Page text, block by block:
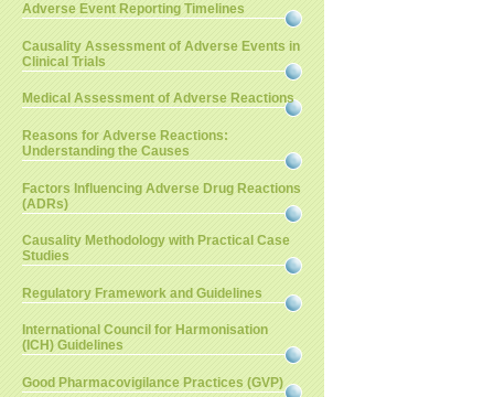
Adverse Event Reporting Timelines
Causality Assessment of Adverse Events in
Clinical Trials
Medical Assessment of Adverse Reactions
Reasons for Adverse Reactions:
Understanding the Causes
Factors Influencing Adverse Drug Reactions
(ADRs)
Causality Methodology with Practical Case
Studies
Regulatory Framework and Guidelines
International Council for Harmonisation
(ICH) Guidelines
Good Pharmacovigilance Practices (GVP)